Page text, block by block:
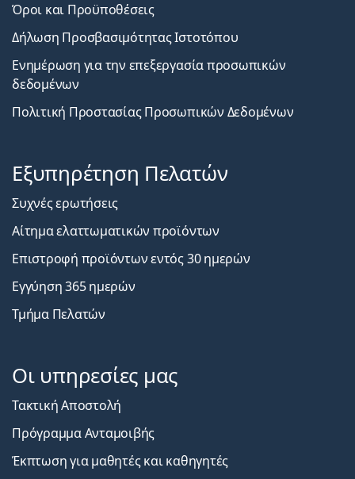
Όροι και Προϋποθέσεις
Δήλωση Προσβασιμότητας Ιστοτόπου
Ενημέρωση για την επεξεργασία προσωπικών
δεδομένων
Πολιτική Προστασίας Προσωπικών Δεδομένων
Εξυπηρέτηση Πελατών
Συχνές ερωτήσεις
Αίτημα ελαττωματικών προϊόντων
Επιστροφή προϊόντων εντός 30 ημερών
Εγγύηση 365 ημερών
Τμήμα Πελατών
Οι υπηρεσίες μας
Τακτική Αποστολή
Πρόγραμμα Ανταμοιβής
Έκπτωση για μαθητές και καθηγητές